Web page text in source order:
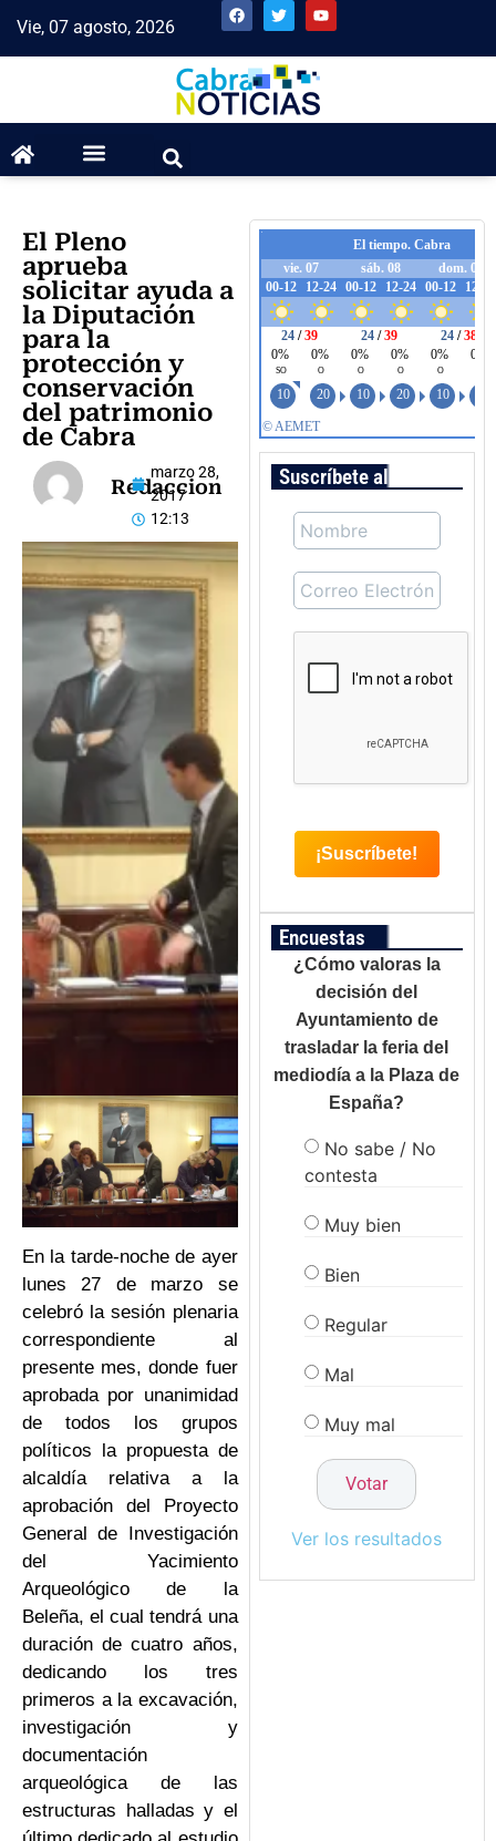
Vie, 07 agosto, 2026
El Pleno
aprueba
solicitar ayuda a
la Diputación
para la
protección y
conservación
del patrimonio
de Cabra
Redaccion
marzo 28,
2017
12:13
En la tarde-noche de ayer
lunes 27 de marzo se
celebró la sesión plenaria
correspondiente al
presente mes, donde fuer
aprobada por unanimidad
de todos los grupos
políticos la propuesta de
alcaldía relativa a la
aprobación del Proyecto
General de Investigación
del Yacimiento
Arqueológico de la
Beleña, el cual tendrá una
duración de cuatro años,
dedicando los tres
primeros a la excavación,
investigación y
documentación
arqueológica de las
estructuras halladas y el
Suscríbete al boletín
Encuestas
¿Cómo valoras la
decisión del
Ayuntamiento de
trasladar la feria del
mediodía a la Plaza de
España?
No sabe / No
contesta
Muy bien
Bien
Regular
Mal
Muy mal
Ver los resultados